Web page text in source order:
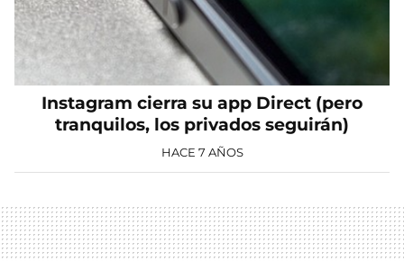
Instagram cierra su app Direct (pero
tranquilos, los privados seguirán)
HACE 7 AÑOS